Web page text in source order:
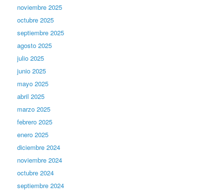
noviembre 2025
octubre 2025
septiembre 2025
agosto 2025
julio 2025
junio 2025
mayo 2025
abril 2025
marzo 2025
febrero 2025
enero 2025
diciembre 2024
noviembre 2024
octubre 2024
septiembre 2024